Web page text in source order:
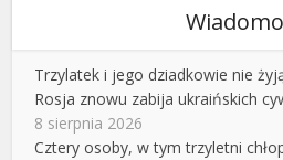
Trzylatek i jego dziadkowie nie
Rosja znowu zabija ukraińskich
8 sierpnia 2026
Cztery osoby, w tym trzyletni